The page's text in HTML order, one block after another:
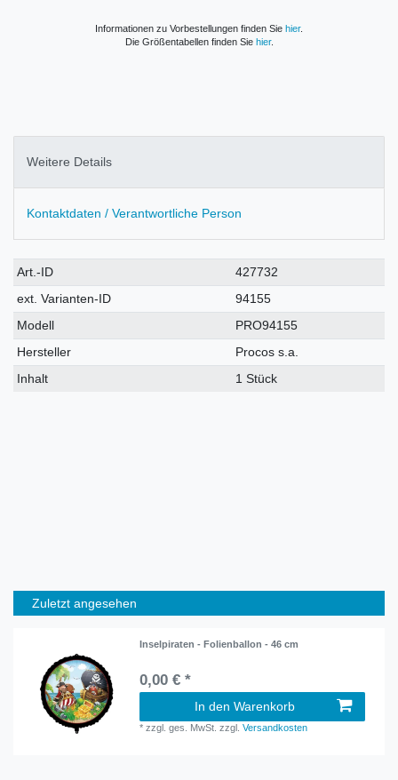
Informationen zu Vorbestellungen finden Sie hier.
Die Größentabellen finden Sie hier.
Weitere Details
Kontaktdaten / Verantwortliche Person
Technisches
Merkmal
Wert
Art.-ID
427732
ext. Varianten-ID
94155
Modell
PRO94155
Hersteller
Procos s.a.
Inhalt
1 Stück
Zuletzt angesehen
Inselpiraten - Folienballon - 46 cm
0,00 € *
In den Warenkorb
*zzgl. ges. MwSt. zzgl.Versandkosten